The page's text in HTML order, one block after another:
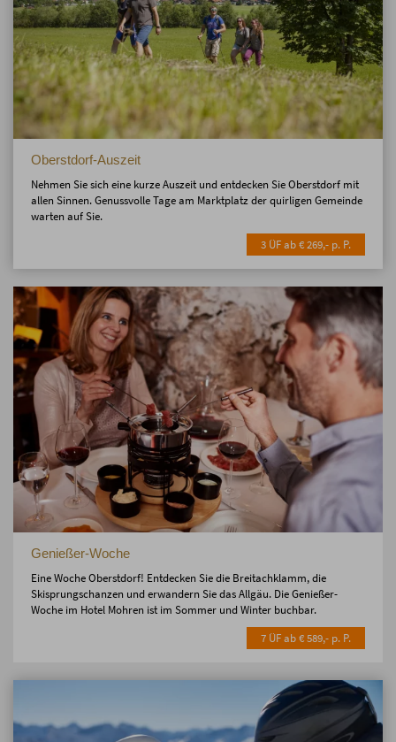
Oberstdorf-Auszeit
Nehmen Sie sich eine kurze Auszeit und entdecken Sie Oberstdorf mit
allen Sinnen. Genussvolle Tage am Marktplatz der quirligen Gemeinde
warten auf Sie.
3 ÜF ab € 269,- p. P.
Genießer-Woche
Eine Woche Oberstdorf! Entdecken Sie die Breitachklamm, die
Skisprungschanzen und erwandern Sie das Allgäu. Die Genießer-
Woche im Hotel Mohren ist im Sommer und Winter buchbar.
7 ÜF ab € 589,- p. P.